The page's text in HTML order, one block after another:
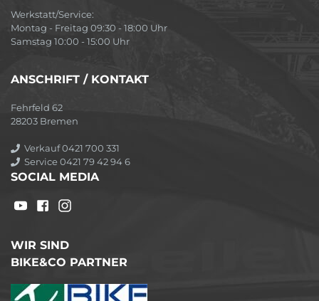
Werkstatt/Service:
Montag - Freitag 09:30 - 18:00 Uhr
Samstag 10:00 - 15:00 Uhr
ANSCHRIFT / KONTAKT
Fehrfeld 62
28203 Bremen
Verkauf 0421 700 331
Service 0421 79 42 94 6
SOCIAL MEDIA
WIR SIND
BIKE&CO PARTNER